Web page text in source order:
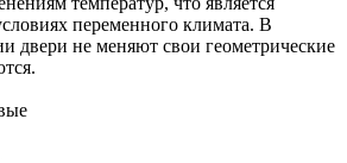
переменного климата. В
двери не меняют свои геометрические